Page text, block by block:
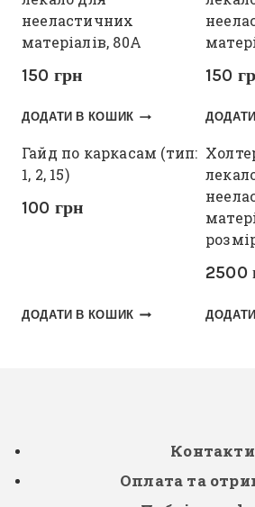
нееластичних
матеріалів, 80А
150 грн
ДОДАТИ В КОШИК
150
Гайд по каркасам (тип:
1, 2, 15)
100 грн
ДОДАТИ В КОШИК
2500
Контакти
Оплата та